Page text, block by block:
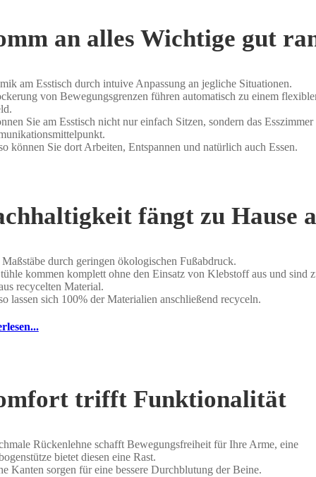
an alles Wichtige gut
am Esstisch durch intuive Anpassung an jegliche Situationen.
von Bewegungsgrenzen führen automatisch zu einem
Sie am Esstisch nicht nur einfach Sitzen, sondern das
können Sie dort Arbeiten, Entspannen und natürlich auch Essen.
fängt zu Hause
durch geringen ökologischen Fußabdruck.
kommen komplett ohne den Einsatz von Klebstoff aus und sind
recycelten Material.
lassen sich 100% der Materialien anschließend recyceln.
trifft Funktionalität
Rückenlehne schafft Bewegungsfreiheit für Ihre Arme, eine
bietet diesen eine Rast.
Kanten sorgen für eine bessere Durchblutung der Beine.